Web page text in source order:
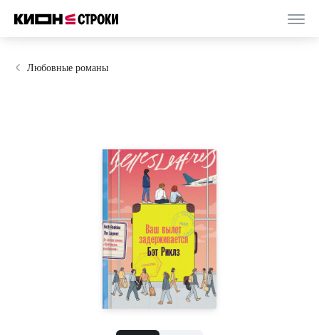
Любовные романы